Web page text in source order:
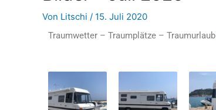
Von Litschi / 15. Juli 2020
Traumwetter – Traumplätze – Traumurlaub